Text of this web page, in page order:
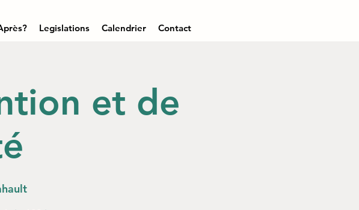
Legislations Calendrier Contact
et de